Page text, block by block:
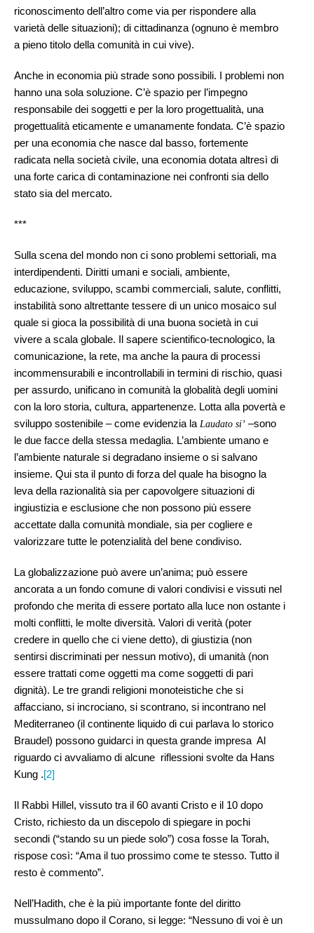
riconoscimento dell’altro come via per rispondere alla
varietà delle situazioni); di cittadinanza (ognuno è membro
a pieno titolo della comunità in cui vive).
Anche in economia più strade sono possibili. I problemi non
hanno una sola soluzione. C’è spazio per l’impegno
responsabile dei soggetti e per la loro progettualità, una
progettualità eticamente e umanamente fondata. C’è spazio
per una economia che nasce dal basso, fortemente
radicata nella società civile, una economia dotata altresì di
una forte carica di contaminazione nei confronti sia dello
stato sia del mercato.
***
Sulla scena del mondo non ci sono problemi settoriali, ma
interdipendenti. Diritti umani e sociali, ambiente,
educazione, sviluppo, scambi commerciali, salute, conflitti,
instabilità sono altrettante tessere di un unico mosaico sul
quale si gioca la possibilità di una buona società in cui
vivere a scala globale. Il sapere scientifico-tecnologico, la
comunicazione, la rete, ma anche la paura di processi
incommensurabili e incontrollabili in termini di rischio, quasi
per assurdo, unificano in comunità la globalità degli uomini
con la loro storia, cultura, appartenenze. Lotta alla povertà e
sviluppo sostenibile – come evidenzia la Laudato si’ –sono
le due facce della stessa medaglia. L’ambiente umano e
l’ambiente naturale si degradano insieme o si salvano
insieme. Qui sta il punto di forza del quale ha bisogno la
leva della razionalità sia per capovolgere situazioni di
ingiustizia e esclusione che non possono più essere
accettate dalla comunità mondiale, sia per cogliere e
valorizzare tutte le potenzialità del bene condiviso.
La globalizzazione può avere un’anima; può essere
ancorata a un fondo comune di valori condivisi e vissuti nel
profondo che merita di essere portato alla luce non ostante i
molti conflitti, le molte diversità. Valori di verità (poter
credere in quello che ci viene detto), di giustizia (non
sentirsi discriminati per nessun motivo), di umanità (non
essere trattati come oggetti ma come soggetti di pari
dignità). Le tre grandi religioni monoteistiche che si
affacciano, si incrociano, si scontrano, si incontrano nel
Mediterraneo (il continente liquido di cui parlava lo storico
Braudel) possono guidarci in questa grande impresa Al
riguardo ci avvaliamo di alcune riflessioni svolte da Hans
Kung .[2]
Il Rabbì Hillel, vissuto tra il 60 avanti Cristo e il 10 dopo
Cristo, richiesto da un discepolo di spiegare in pochi
secondi (“stando su un piede solo”) cosa fosse la Torah,
rispose così: “Ama il tuo prossimo come te stesso. Tutto il
resto è commento”.
Nell’Hadith, che è la più importante fonte del diritto
mussulmano dopo il Corano, si legge: “Nessuno di voi è un